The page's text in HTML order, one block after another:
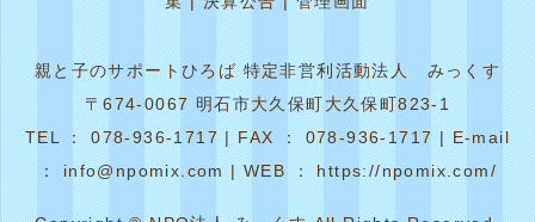
親と子のサポートひろば 特定非営利活動法人 みっくす
〒674-0067 明石市大久保町大久保町823-1
TEL ： 078-936-1717 | FAX ： 078-936-1717 | E-mail
： info@npomix.com | WEB ： https://npomix.com/